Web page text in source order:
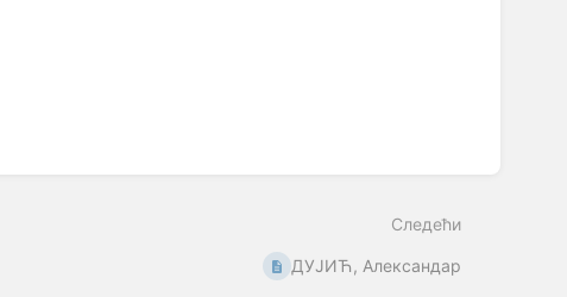
Следећи
ДУЈИЋ, Александар